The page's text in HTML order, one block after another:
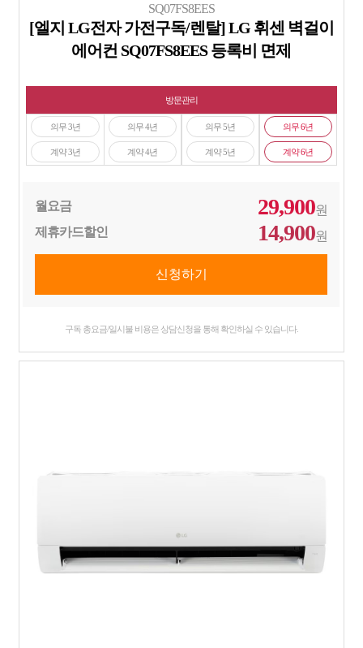
SQ07FS8EES
[엘지 LG전자 가전구독/렌탈] LG 휘센 벽걸이
에어컨 SQ07FS8EES 등록비 면제
방문관리
의무 3년
계약 3년
의무 4년
계약 4년
의무 5년
계약 5년
의무 6년
계약 6년
월요금 29,900원
제휴카드할인
14,900원
구독 총요금/일시불 비용은 상담신청을 통해 확인하실 수 있습니다.